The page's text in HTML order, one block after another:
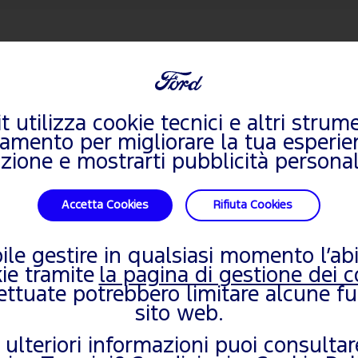
— OPPURE —
Per ottenere la
selezionare i veicoli
utilizza cookie tecnici e altri
per migliorare la tua
e mostrarti pubblicità
Accetta Cookies Rifiuta Cookies
gestire in qualsiasi momento
tramite la pagina di gestione dei
potrebbero limitare alcune
sito web.
ulteriori informazioni puoi
MONDO FORD AUTO